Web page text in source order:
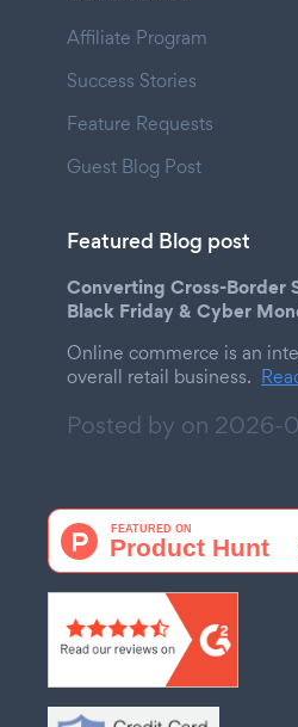
Affiliate Program
Success Stories
Feature Requests
Guest Blog Post
Featured Blog post
Converting Cross-Border
Black Friday & Cyber
Online commerce is an
overall retail business.
Posted by on 2026-